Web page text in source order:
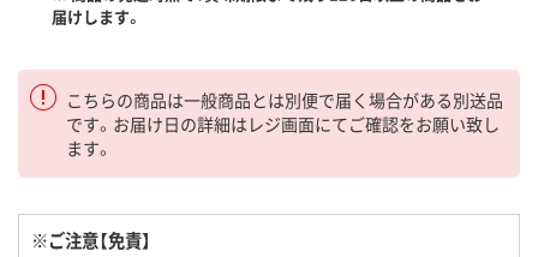
届けします。
こちらの商品は一般商品とは別便で届く場合がある別送品
です。お届け日の詳細はレジ画面にてご確認をお願い致し
ます。
※ご注意【免責】